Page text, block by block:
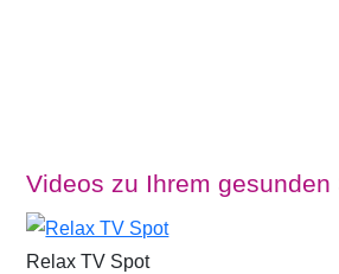
Videos zu Ihrem gesunden
Relax TV Spot